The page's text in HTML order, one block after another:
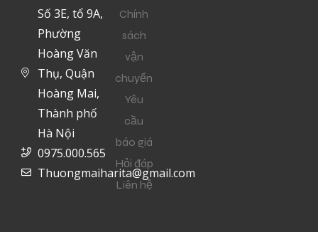
Số 3E, tổ 9A,
Phường
Hoàng Văn
Thụ, Quận
Hoàng Mai,
Thành phố
Hà Nội
0975.000.565
Thuongmaiharita@gmail.com
Chính
sách
vận
chuyển
Yêu
cầu
báo giá
Hỏi đáp
Liên hệ